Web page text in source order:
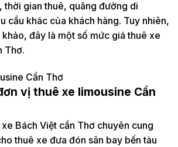
thời gian thuê, quãng đường di
cầu khác của khách hàng. Tuy nhiên,
đây là một số mức giá thuê xe
Thơ.
Cần Thơ
vị thuê xe limousine Cần
Bách Việt cần Thơ chuyên cung
thuê xe đưa đón sân bay bến tàu